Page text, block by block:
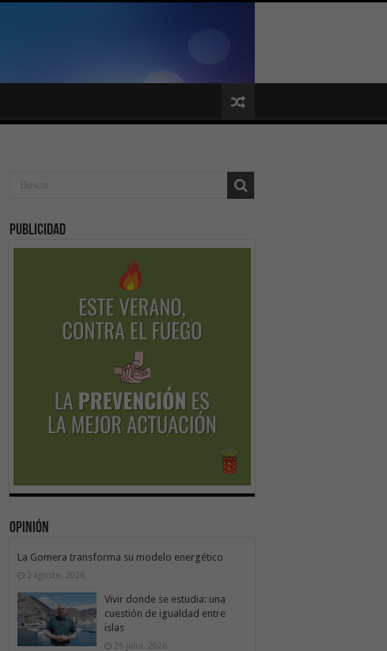
Publicidad
Opinión
La Gomera transforma su modelo energético
2 agosto, 2026
Vivir donde se estudia: una
cuestión de igualdad entre
islas
26 julio, 2026